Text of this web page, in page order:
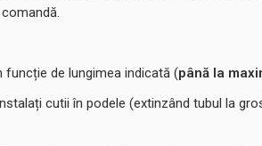
funcție de lungimea indicată (până la
cutii în podele (extinzând tubul la